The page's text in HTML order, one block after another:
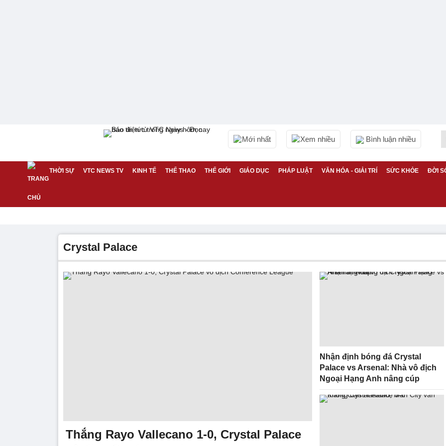
Mới nhất Xem nhiều Bình luận nhiều
THỜI SỰ VTC NEWS TV KINH TẾ THỂ THAO THẾ GIỚI GIÁO DỤC PHÁP LUẬT VĂN HÓA - GIẢI TRÍ SỨC KHỎE ĐỜI
Crystal Palace
Thắng Rayo Vallecano 1-0, Crystal Palace
Nhận định bóng đá Crystal
Palace vs Arsenal: Nhà vô địch
Ngoại Hạng Anh nâng cúp